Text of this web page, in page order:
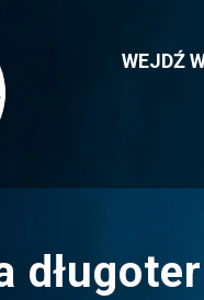
WEJDŹ